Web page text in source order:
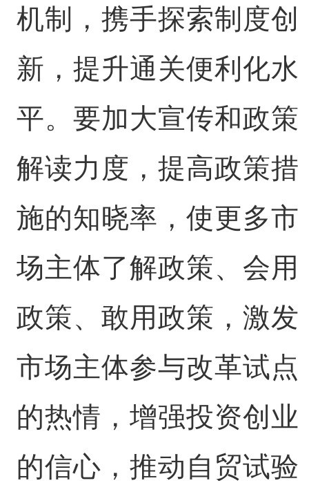
机制，携手探索制度创
新，提升通关便利化水
平。要加大宣传和政策
解读力度，提高政策措
施的知晓率，使更多市
场主体了解政策、会用
政策、敢用政策，激发
市场主体参与改革试点
的热情，增强投资创业
的信心，推动自贸试验